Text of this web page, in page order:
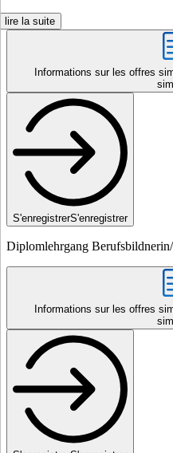
lire la suite
Informations sur les offres
S'enregistrerS'enregistrer
Diplomlehrgang
Informations sur les offres